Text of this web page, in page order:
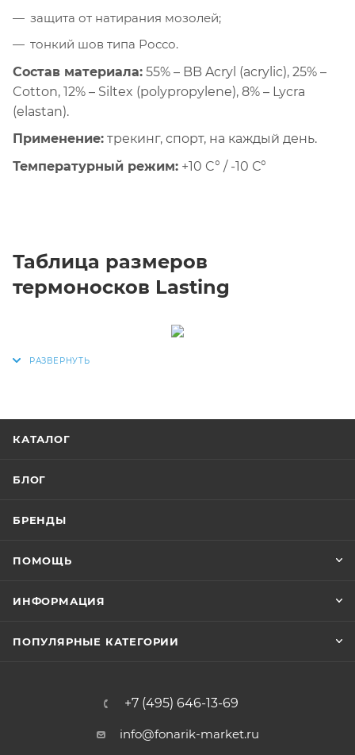
защита от натирания мозолей;
тонкий шов типа Россо.
Состав материала: 55% – BB Acryl (acrylic), 25% –
Cotton, 12% – Siltex (polypropylene), 8% – Lycra
(elastan).
Применение: трекинг, спорт, на каждый день.
Температурный режим: +10 C° / -10 С°
Таблица размеров
термоносков Lasting
КАТАЛОГ
БЛОГ
БРЕНДЫ
ПОМОЩЬ
ИНФОРМАЦИЯ
ПОПУЛЯРНЫЕ КАТЕГОРИИ
+7 (495) 646-13-69
info@fonarik-market.ru